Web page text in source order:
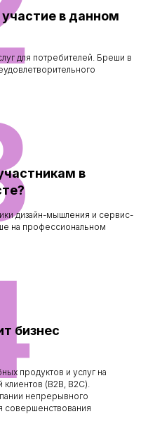
в данном
для потребителей. Бреши в
в
дизайн-мышления и сервис-
на профессиональном
бизнес
продуктов и услуг на
(B2B, B2C).
непрерывного
совершенствования